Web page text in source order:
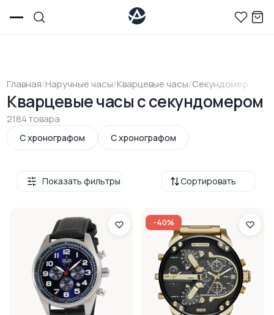
Главная/Наручные часы/Кварцевые часы/Секундомер
Кварцевые часы с секундомером
2184 товара
С хронографом С хронографом
Сортировать
Показать фильтры
-40%